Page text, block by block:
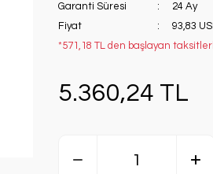
Garanti Süresi
24 Ay
Fiyat
93,83
*571,18 TL den başlayan
5.360,24 TL